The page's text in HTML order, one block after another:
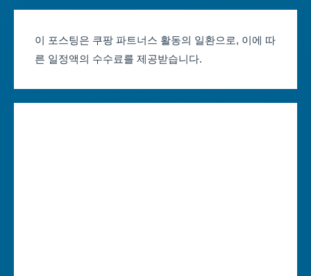
대구축제 일정
인천축제 일정
이 포스팅은 쿠팡 파트너스 활동의 일환으로, 이에 따
른 일정액의 수수료를 제공받습니다.